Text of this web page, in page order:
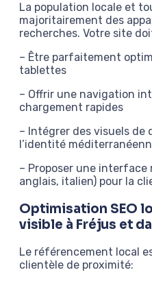
La population locale et
majoritairement des
recherches. Votre site
– Être parfaitement
tablettes
– Offrir une navigation
chargement rapides
– Intégrer des visuels
l’identité
– Proposer une
anglais, italien) pour la
Optimisation SEO
visible à Fréjus et
Le référencement local
clientèle de proximité: